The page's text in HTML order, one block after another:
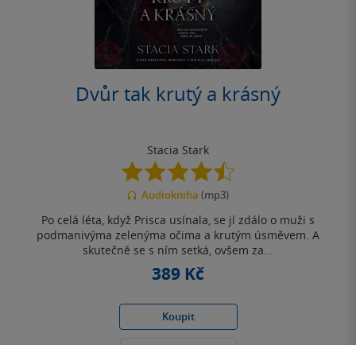
Dvůr tak krutý a krásný
Stacia Stark
4.5
z
5
Audiokniha (mp3)
Po celá léta, když Prisca usínala, se jí zdálo o muži s
podmanivýma zelenýma očima a krutým úsměvem. A
skutečně se s ním setká, ovšem za...
389 Kč
Koupit